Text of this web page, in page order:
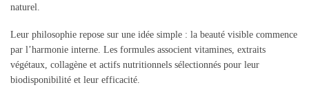
naturel.
Leur philosophie repose sur une idée simple : la beauté visible commence
par l’harmonie interne. Les formules associent vitamines, extraits
végétaux, collagène et actifs nutritionnels sélectionnés pour leur
biodisponibilité et leur efficacité.